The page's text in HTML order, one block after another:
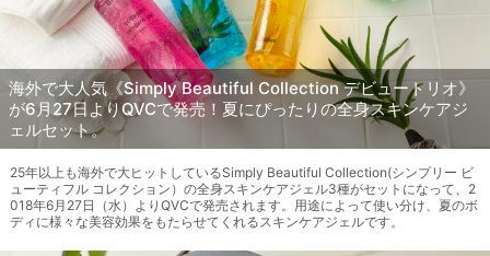
海外で大人気《Simply Beautiful Collection デビュートリオ》
が6月27日よりQVCで発売！夏にぴったりの全身スキンケアジ
ェルセット。
25年以上も海外で大ヒットしているSimply Beautiful Collection(シンプリー ビ
ューティフル コレクション）の全身スキンケアジェル3種がセットになって、2
018年6月27日（水）よりQVCで発売されます。用途によって使い分け、夏のボ
ディに様々な美容効果をもたらせてくれるスキンケアジェルです。